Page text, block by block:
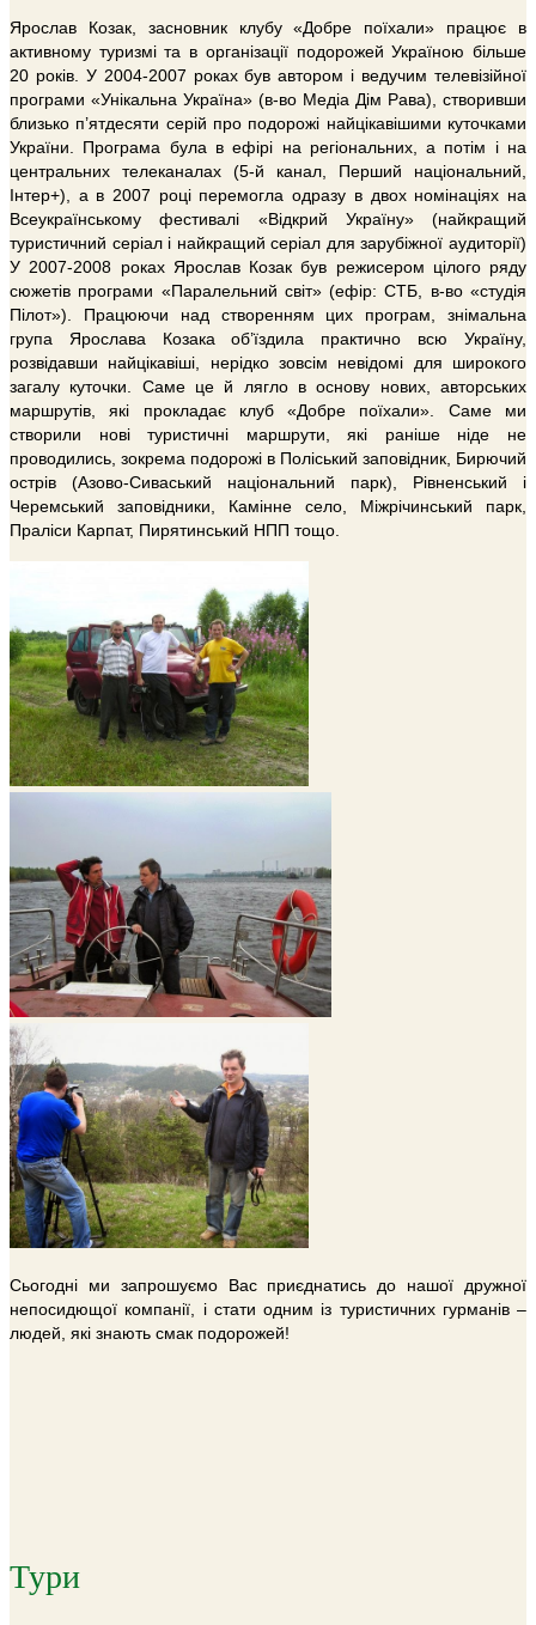
Ярослав Козак, засновник клубу «Добре поїхали» працює в
активному туризмі та в організації подорожей Україною більше
20 років. У 2004-2007 роках був автором і ведучим телевізійної
програми «Унікальна Україна» (в-во Медіа Дім Рава), створивши
близько п’ятдесяти серій про подорожі найцікавішими куточками
України. Програма була в ефірі на регіональних, а потім і на
центральних телеканалах (5-й канал, Перший національний,
Інтер+), а в 2007 році перемогла одразу в двох номінаціях на
Всеукраїнському фестивалі «Відкрий Україну» (найкращий
туристичний серіал і найкращий серіал для зарубіжної аудиторії)
У 2007-2008 роках Ярослав Козак був режисером цілого ряду
сюжетів програми «Паралельний світ» (ефір: СТБ, в-во «студія
Пілот»). Працюючи над створенням цих програм, знімальна
група Ярослава Козака об’їздила практично всю Україну,
розвідавши найцікавіші, нерідко зовсім невідомі для широкого
загалу куточки. Саме це й лягло в основу нових, авторських
маршрутів, які прокладає клуб «Добре поїхали». Саме ми
створили нові туристичні маршрути, які раніше ніде не
проводились, зокрема подорожі в Поліський заповідник, Бирючий
острів (Азово-Сиваський національний парк), Рівненський і
Черемський заповідники, Камінне село, Міжрічинський парк,
Праліси Карпат, Пирятинський НПП тощо.
Сьогодні ми запрошуємо Вас приєднатись до нашої дружної
непосидющої компанії, і стати одним із туристичних гурманів –
людей, які знають смак подорожей!
Тури